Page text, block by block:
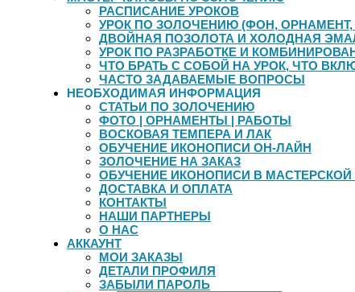
РАСПИСАНИЕ УРОКОВ
УРОК ПО ЗОЛОЧЕНИЮ (ФОН, ОРНАМЕНТ,
ДВОЙНАЯ ПОЗОЛОТА И ХОЛОДНАЯ
УРОК ПО РАЗРАБОТКЕ И
ЧТО БРАТЬ С СОБОЙ НА УРОК, ЧТО
ЧАСТО ЗАДАВАЕМЫЕ ВОПРОСЫ
НЕОБХОДИМАЯ ИНФОРМАЦИЯ
СТАТЬИ ПО ЗОЛОЧЕНИЮ
ФОТО | ОРНАМЕНТЫ | РАБОТЫ
ВОСКОВАЯ ТЕМПЕРА И ЛАК
ОБУЧЕНИЕ ИКОНОПИСИ ОН-ЛАЙН
ЗОЛОЧЕНИЕ НА ЗАКАЗ
ОБУЧЕНИЕ ИКОНОПИСИ В МАСТЕРСКОЙ
ДОСТАВКА И ОПЛАТА
КОНТАКТЫ
НАШИ ПАРТНЕРЫ
О НАС
АККАУНТ
МОИ ЗАКАЗЫ
ДЕТАЛИ ПРОФИЛЯ
ЗАБЫЛИ ПАРОЛЬ